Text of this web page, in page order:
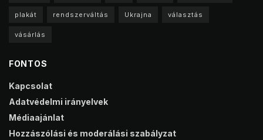
plakát rendszerváltás Ukrajna választás
vásárlás
FONTOS
Kapcsolat
Adatvédelmi irányelvek
Médiaajánlat
Hozzászólási és moderálási szabályzat